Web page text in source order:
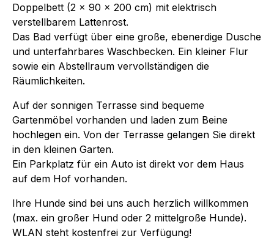
Doppelbett (2 x 90 x 200 cm) mit elektrisch
verstellbarem Lattenrost.
Das Bad verfügt über eine große, ebenerdige Dusche
und unterfahrbares Waschbecken. Ein kleiner Flur
sowie ein Abstellraum vervollständigen die
Räumlichkeiten.
Auf der sonnigen Terrasse sind bequeme
Gartenmöbel vorhanden und laden zum Beine
hochlegen ein. Von der Terrasse gelangen Sie direkt
in den kleinen Garten.
Ein Parkplatz für ein Auto ist direkt vor dem Haus
auf dem Hof vorhanden.
Ihre Hunde sind bei uns auch herzlich willkommen
(max. ein großer Hund oder 2 mittelgroße Hunde).
WLAN steht kostenfrei zur Verfügung!